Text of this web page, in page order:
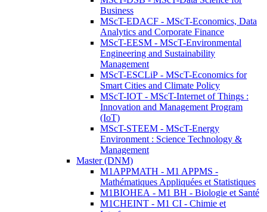
Business
MScT-EDACF - MScT-Economics, Data
Analytics and Corporate Finance
MScT-EESM - MScT-Environmental
Engineering and Sustainability
Management
MScT-ESCLiP - MScT-Economics for
Smart Cities and Climate Policy
MScT-IOT - MScT-Internet of Things :
Innovation and Management Program
(IoT)
MScT-STEEM - MScT-Energy
Environment : Science Technology &
Management
Master (DNM)
M1APPMATH - M1 APPMS -
Mathématiques Appliquées et Statistiques
M1BIOHEA - M1 BH - Biologie et Santé
M1CHEINT - M1 CI - Chimie et